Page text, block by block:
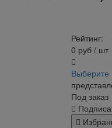
Рейтинг:
0 руб / шт
Выберите
Под заказ